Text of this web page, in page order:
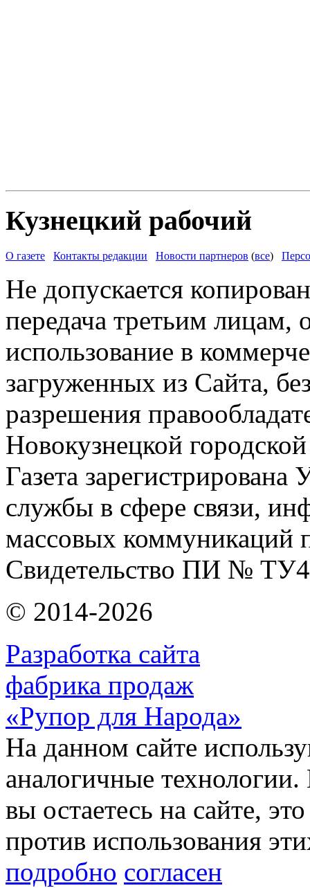
Кузнецкий рабочий
О газете Контакты редакции Новости партнеров (все)
Не допускается
передача третьим лицам,
использование в
загруженных из Сайта,
разрешения
Новокузнецкой
Газета
службы в сфере связи,
массовых коммуникаций
Свидетельство ПИ №
© 2014-2026
Разработка сайта
фабрика продаж
«Рупор для Народа»
На данном сайте
аналогичные
вы остаетесь на сайте,
против использования
подробно согласен